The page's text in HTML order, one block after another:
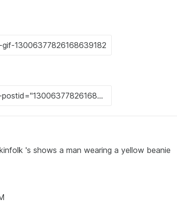
's shows a man wearing a yellow beanie